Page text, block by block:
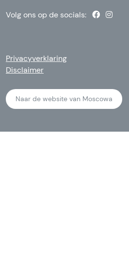
Volg ons op de socials:
Privacyverklaring
Disclaimer
Naar de website van Moscowa